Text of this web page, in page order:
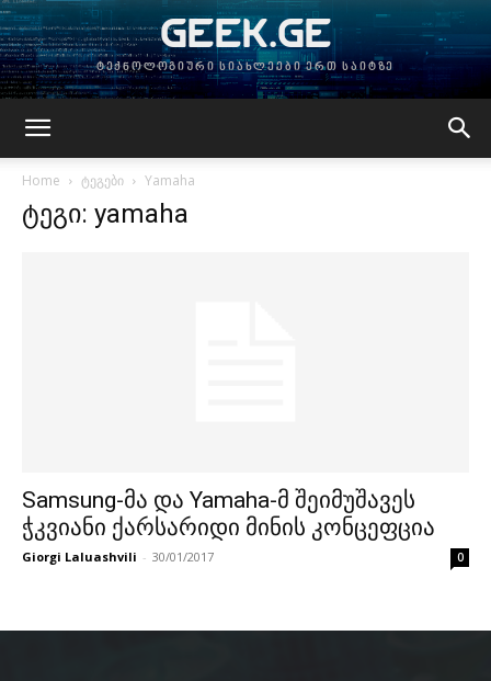
GEEK.GE
ტექნოლოგიური სიახლეები ერთ საიტზე
Home ტეგები Yamaha
ტეგი: yamaha
Samsung-მა და Yamaha-მ შეიმუშავეს
ჭკვიანი ქარსარიდი მინის კონცეფცია
Giorgi Laluashvili - 30/01/2017 0